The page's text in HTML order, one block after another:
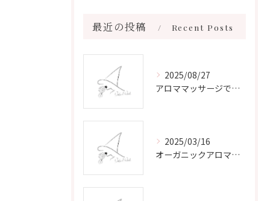
最近の投稿 Recent Posts
2025/08/27
アロママッサージで叶える心身リラックスと健康維持の新習慣ガイド
2025/03/16
オーガニックアロマで心と体を癒す